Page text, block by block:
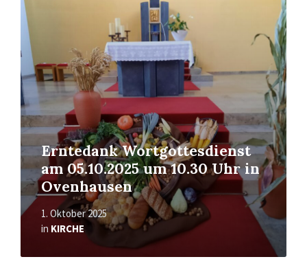
Erntedank Wortgottesdienst
am 05.10.2025 um 10.30 Uhr in
Ovenhausen
1. Oktober 2025
in KIRCHE
erfahren